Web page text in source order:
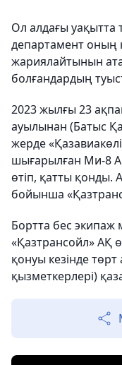
Ол алдағы уақытта
департамент оның
жариялайтынын
болғандардың
2023 жылғы 23
ауылынан (Батыс
жерде
шығарылған Ми-8
өтіп, қатты қонды.
бойынша
Бортта бес
«Қазтрансойл» АҚ
қонуы кезінде
қызметкерлері)